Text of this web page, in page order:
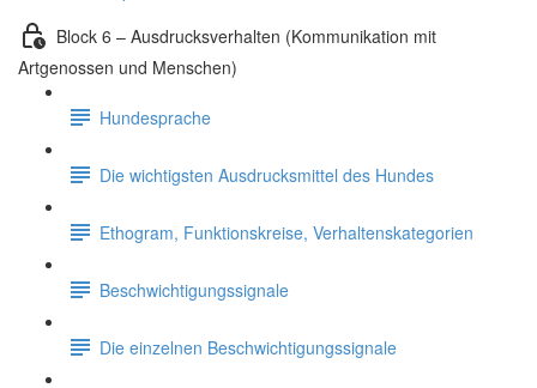
Block 6 – Ausdrucksverhalten (Kommunikation mit
Artgenossen und Menschen)
Hundesprache
Die wichtigsten Ausdrucksmittel des Hundes
Ethogram, Funktionskreise, Verhaltenskategorien
Beschwichtigungssignale
Die einzelnen Beschwichtigungssignale